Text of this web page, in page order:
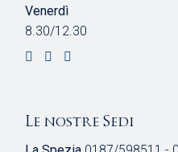
Venerdì
8.30/12.30
Le nostre Sedi